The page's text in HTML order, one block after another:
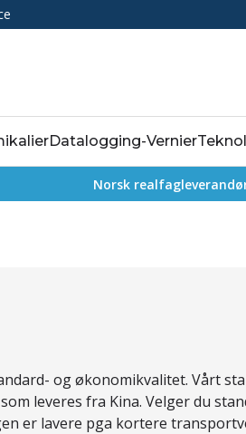
Datalogging-Vernier
Norsk
og økonomikvalitet. Vårt
leveres fra Kina. Velger du
er lavere pga kortere